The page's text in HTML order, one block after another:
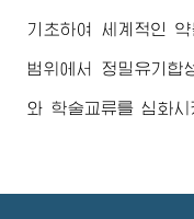
기초하여 세계적인
범위에서 정밀유기합
와 학술교류를 심화시